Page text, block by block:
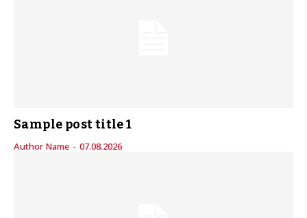
Sample post title 1
Author Name - 07.08.2026